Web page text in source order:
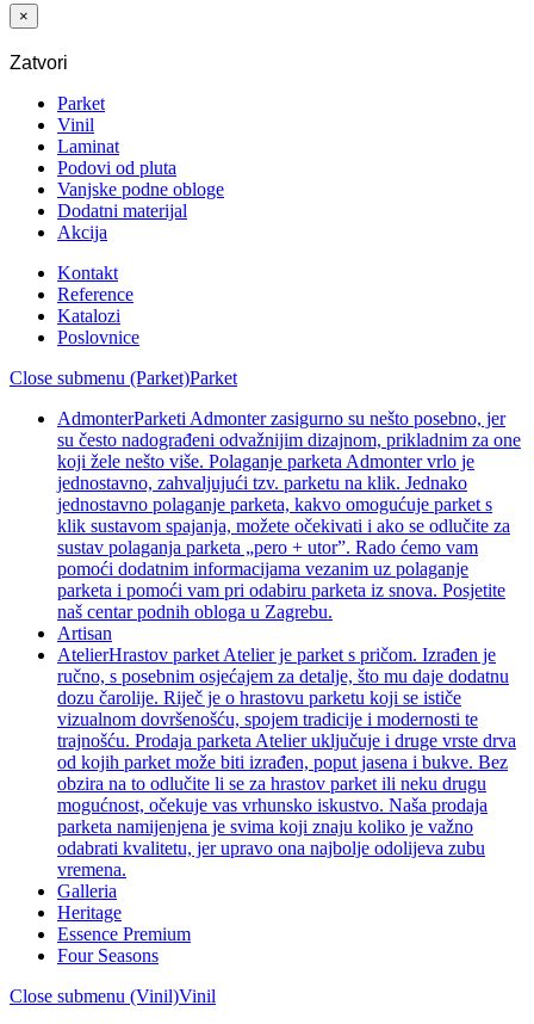
×
Zatvori
Parket
Vinil
Laminat
Podovi od pluta
Vanjske podne obloge
Dodatni materijal
Akcija
Kontakt
Reference
Katalozi
Poslovnice
Close submenu (Parket)Parket
AdmonterParketi Admonter zasigurno su nešto posebno, jer
su često nadograđeni odvažnijim dizajnom, prikladnim za one
koji žele nešto više. Polaganje parketa Admonter vrlo je
jednostavno, zahvaljujući tzv. parketu na klik. Jednako
jednostavno polaganje parketa, kakvo omogućuje parket s
klik sustavom spajanja, možete očekivati i ako se odlučite za
sustav polaganja parketa „pero + utor”. Rado ćemo vam
pomoći dodatnim informacijama vezanim uz polaganje
parketa i pomoći vam pri odabiru parketa iz snova. Posjetite
naš centar podnih obloga u Zagrebu.
Artisan
AtelierHrastov parket Atelier je parket s pričom. Izrađen je
ručno, s posebnim osjećajem za detalje, što mu daje dodatnu
dozu čarolije. Riječ je o hrastovu parketu koji se ističe
vizualnom dovršenošću, spojem tradicije i modernosti te
trajnošću. Prodaja parketa Atelier uključuje i druge vrste drva
od kojih parket može biti izrađen, poput jasena i bukve. Bez
obzira na to odlučite li se za hrastov parket ili neku drugu
mogućnost, očekuje vas vrhunsko iskustvo. Naša prodaja
parketa namijenjena je svima koji znaju koliko je važno
odabrati kvalitetu, jer upravo ona najbolje odolijeva zubu
vremena.
Galleria
Heritage
Essence Premium
Four Seasons
Close submenu (Vinil)Vinil